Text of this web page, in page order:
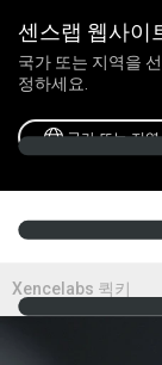
센스랩 웹사이
국가 또는 지역을
정하세요.
국가 또는 지역
Xencelabs 퀵키